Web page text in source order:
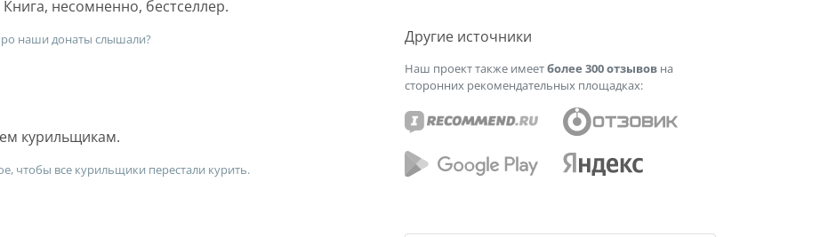
несомненно, бестселлер.
наши донаты слышали?
курильщикам.
чтобы все курильщики перестали курить.
Другие источники
Наш проект также имеетболее 300 отзывов на
сторонних рекомендательных площадках: